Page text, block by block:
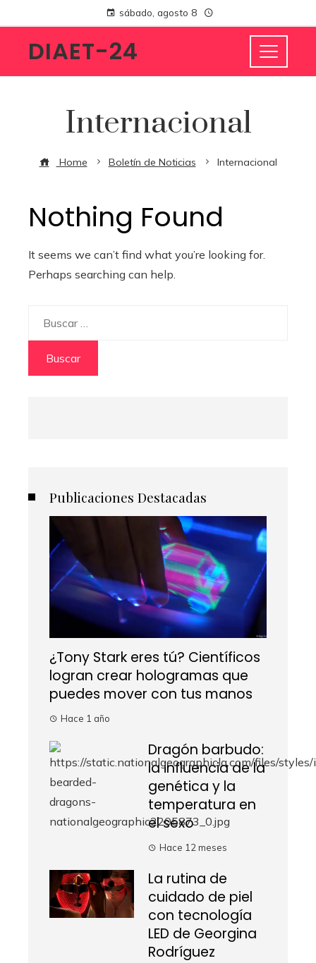
sábado, agosto 8
DIAET-24
Internacional
Home Boletín de Noticias Internacional
Nothing Found
It seems we can’t find what you’re looking for.
Perhaps searching can help.
Publicaciones Destacadas
¿Tony Stark eres tú? Científicos
logran crear hologramas que
puedes mover con tus manos
Hace 1 año
Dragón barbudo:
la influencia de la
genética y la
temperatura en
el sexo
Hace 12 meses
La rutina de
cuidado de piel
con tecnología
LED de Georgina
Rodríguez